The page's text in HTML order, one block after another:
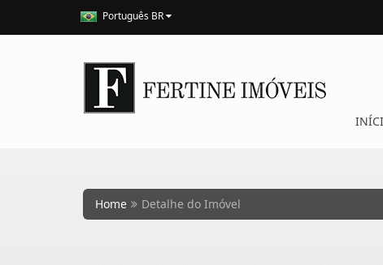
Português BR
Home Detalhe do Imóvel